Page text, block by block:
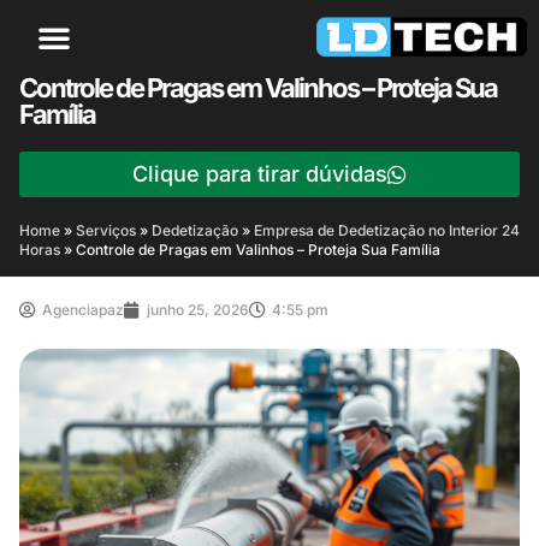
Controle de Pragas em Valinhos – Proteja Sua
Família
Clique para tirar dúvidas
Home » Serviços » Dedetização » Empresa de Dedetização no Interior 24
Horas » Controle de Pragas em Valinhos – Proteja Sua Família
Agenciapaz junho 25, 2026 4:55 pm